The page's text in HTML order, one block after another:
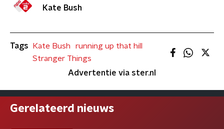
Kate Bush
Tags Kate Bush
running up that hill
Stranger Things
Advertentie via ster.nl
Gerelateerd nieuws